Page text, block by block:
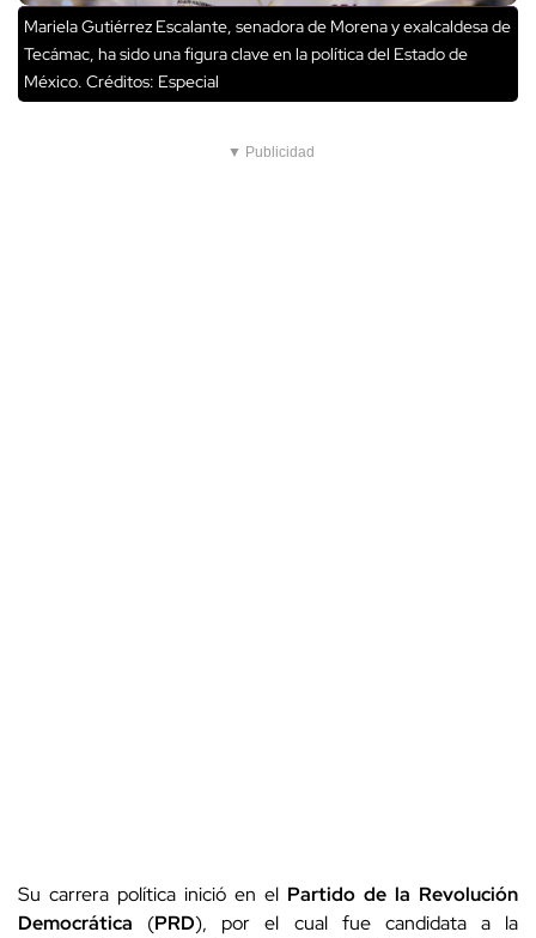
Mariela Gutiérrez Escalante, senadora de Morena y exalcaldesa de
Tecámac, ha sido una figura clave en la política del Estado de
México. Créditos: Especial
▼ Publicidad
Su carrera política inició en el Partido de la Revolución
Democrática (PRD), por el cual fue candidata a la